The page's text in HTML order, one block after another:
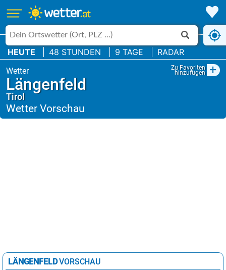
HEUTE 48 STUNDEN 9 TAGE RADAR
Zu Favoriten
hinzufügen +
Längenfeld
Tirol
LÄNGENFELDVORSCHAU